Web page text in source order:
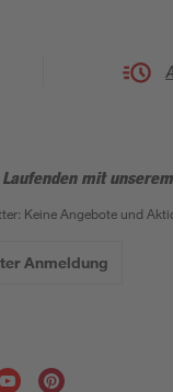
mit
Keine Angebote und
Anmeldung